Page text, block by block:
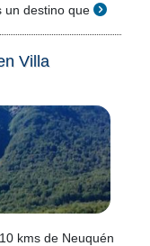
un destino que
Villa
kms de Neuquén